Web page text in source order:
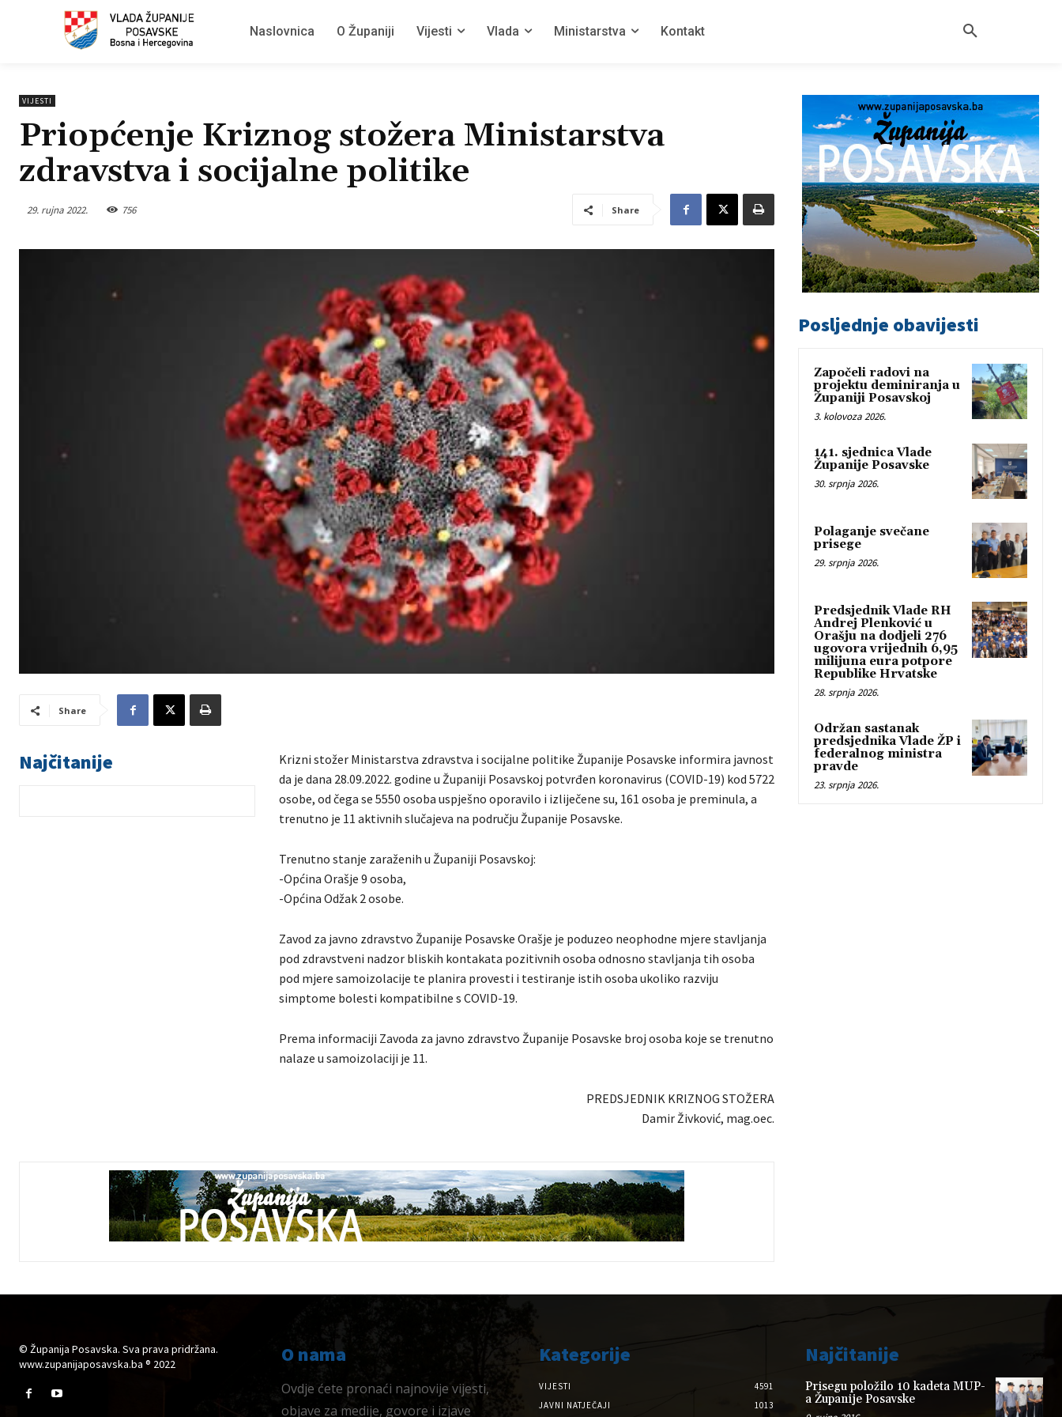
Naslovnica O Županiji Vijesti Vlada Ministarstva Kontakt
VIJESTI
Priopćenje Kriznog stožera Ministarstva
zdravstva i socijalne politike
29. rujna 2022. 756 Share
Share
Najčitanije
Krizni stožer Ministarstva zdravstva i socijalne politike Županije Posavske informira javnost
da je dana 28.09.2022. godine u Županiji Posavskoj potvrđen koronavirus (COVID-19) kod 5722
osobe, od čega se 5550 osoba uspješno oporavilo i izliječene su, 161 osoba je preminula, a
trenutno je 11 aktivnih slučajeva na području Županije Posavske.
Trenutno stanje zaraženih u Županiji Posavskoj:
-Općina Orašje 9 osoba,
-Općina Odžak 2 osobe.
Zavod za javno zdravstvo Županije Posavske Orašje je poduzeo neophodne mjere stavljanja
pod zdravstveni nadzor bliskih kontakata pozitivnih osoba odnosno stavljanja tih osoba
pod mjere samoizolacije te planira provesti i testiranje istih osoba ukoliko razviju
simptome bolesti kompatibilne s COVID-19.
Prema informaciji Zavoda za javno zdravstvo Županije Posavske broj osoba koje se trenutno
nalaze u samoizolaciji je 11.
PREDSJEDNIK KRIZNOG STOŽERA
Damir Živković, mag.oec.
Posljednje obavijesti
Započeli radovi na
projektu deminiranja u
Županiji Posavskoj
3. kolovoza 2026.
141. sjednica Vlade
Županije Posavske
30. srpnja 2026.
Polaganje svečane
prisege
29. srpnja 2026.
Predsjednik Vlade RH
Andrej Plenković u
Orašju na dodjeli 276
ugovora vrijednih 6,95
milijuna eura potpore
Republike Hrvatske
28. srpnja 2026.
Održan sastanak
predsjednika Vlade ŽP i
federalnog ministra
pravde
23. srpnja 2026.
© Županija Posavska. Sva prava pridržana.
www.zupanijaposavska.ba ® 2022
O nama
Ovdje ćete pronaći najnovije vijesti,
objave za medije, govore i izjave
Kategorije
VIJESTI
4591
JAVNI NATJEČAJI
1013
Najčitanije
Prisegu položilo 10 kadeta MUP-
a Županije Posavske